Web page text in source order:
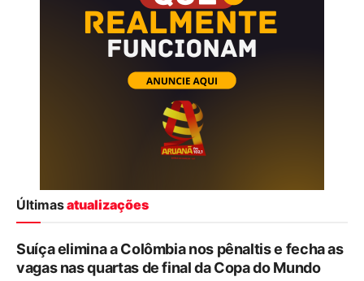
Últimasatualizações
Suíça elimina a Colômbia nos pênaltis e fecha as
vagas nas quartas de final da Copa do Mundo